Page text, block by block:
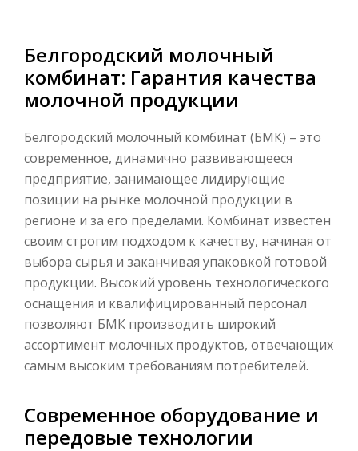
Белгородский молочный
комбинат: Гарантия качества
молочной продукции
Белгородский молочный комбинат (БМК) – это
современное, динамично развивающееся
предприятие, занимающее лидирующие
позиции на рынке молочной продукции в
регионе и за его пределами. Комбинат известен
своим строгим подходом к качеству, начиная от
выбора сырья и заканчивая упаковкой готовой
продукции. Высокий уровень технологического
оснащения и квалифицированный персонал
позволяют БМК производить широкий
ассортимент молочных продуктов, отвечающих
самым высоким требованиям потребителей.
Современное оборудование и
передовые технологии